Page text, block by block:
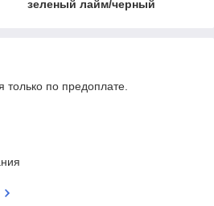
зеленый лайм/черный
только по предоплате.